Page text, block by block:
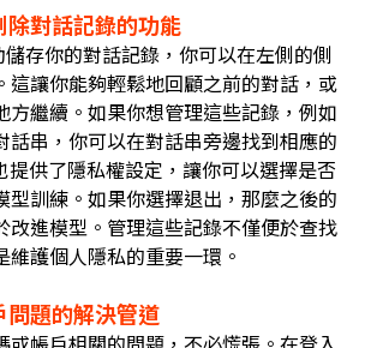
對話記錄的功能
存你的對話記錄，你可以在左側的側
這讓你能夠輕鬆地回顧之前的對話，或
方繼續。如果你想管理這些記錄，例如
話串，你可以在對話串旁邊找到相應的
供了隱私權設定，讓你可以選擇是否
型訓練。如果你選擇退出，那麼之後的
改進模型。管理這些記錄不僅便於查找
維護個人隱私的重要一環。
題的解決管道